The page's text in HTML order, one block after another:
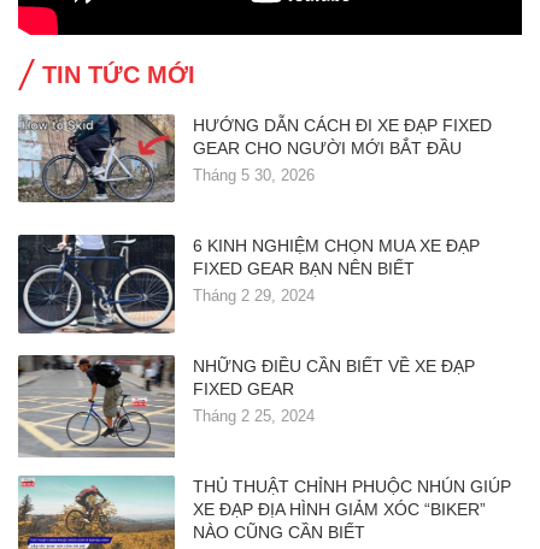
TIN TỨC MỚI
HƯỚNG DẪN CÁCH ĐI XE ĐẠP FIXED
GEAR CHO NGƯỜI MỚI BẮT ĐẦU
Tháng 5 30, 2026
6 KINH NGHIỆM CHỌN MUA XE ĐẠP
FIXED GEAR BẠN NÊN BIẾT
Tháng 2 29, 2024
NHỮNG ĐIỀU CẦN BIẾT VỀ XE ĐẠP
FIXED GEAR
Tháng 2 25, 2024
THỦ THUẬT CHỈNH PHUỘC NHÚN GIÚP
XE ĐẠP ĐỊA HÌNH GIẢM XÓC “BIKER”
NÀO CŨNG CẦN BIẾT